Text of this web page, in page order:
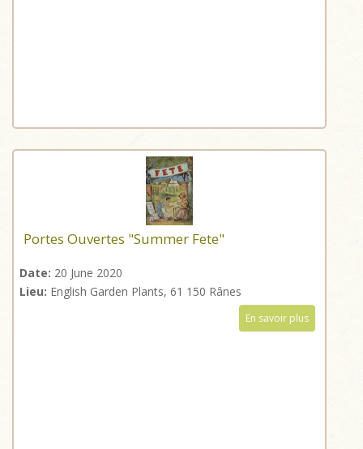
Portes Ouvertes "Summer Fete"
Date: 20 June 2020
Lieu: English Garden Plants, 61 150 Rânes
En savoir plus